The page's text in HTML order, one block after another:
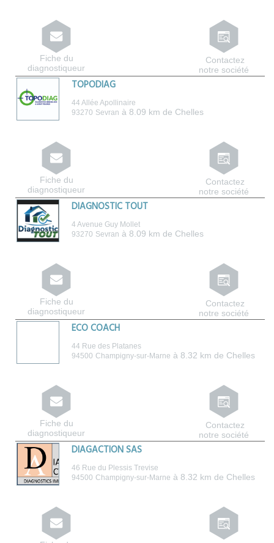
Contactez
notre société
Fiche du
diagnostiqueur
TOPODIAG
44 Allée Apollinaire
93270 Sevran à 8.09 km de Chelles
Contactez
notre société
Fiche du
diagnostiqueur
DIAGNOSTIC TOUT
4 Avenue Guy Mollet
93270 Sevran à 8.09 km de Chelles
Contactez
notre société
Fiche du
diagnostiqueur
ECO COACH
44 Rue des Platanes
94500 Champigny-sur-Marne à 8.32 km de Chelles
Contactez
notre société
Fiche du
diagnostiqueur
DIAGACTION SAS
46 Rue du Plessis Trevise
94500 Champigny-sur-Marne à 8.32 km de Chelles